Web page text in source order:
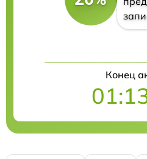
Конец